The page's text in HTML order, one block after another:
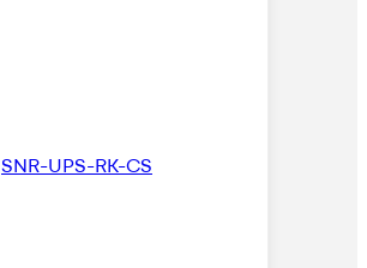
SNR-UPS-RK-CS